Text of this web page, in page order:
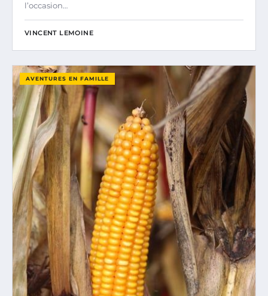
l’occasion…
VINCENT LEMOINE
AVENTURES EN FAMILLE